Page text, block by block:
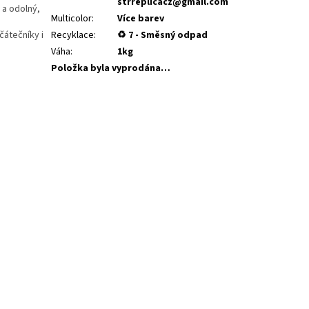
odolný,
i
Multicolor:
Více barev
Recyklace:
♻ 7 - Směsný odpad
Váha:
1kg
Položka byla vyprodána…